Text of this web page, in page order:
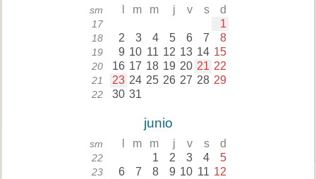
sm m m j v s d
17 1
18 2 3 4 5 6 7 8
19 9 10 11 12 13 14 15
20 16 17 18 19 20 21 22
21 23 24 25 26 27 28 29
22 30 31
junio
sm m m j v s d
22 1 2 3 4 5
23 6 7 8 9 10 11 12